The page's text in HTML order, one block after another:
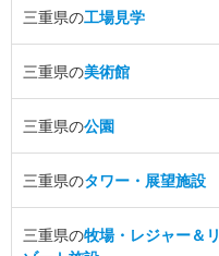
三重県の工場見学
三重県の美術館
三重県の公園
三重県のタワー・展望施設
三重県の牧場・レジャー＆リ